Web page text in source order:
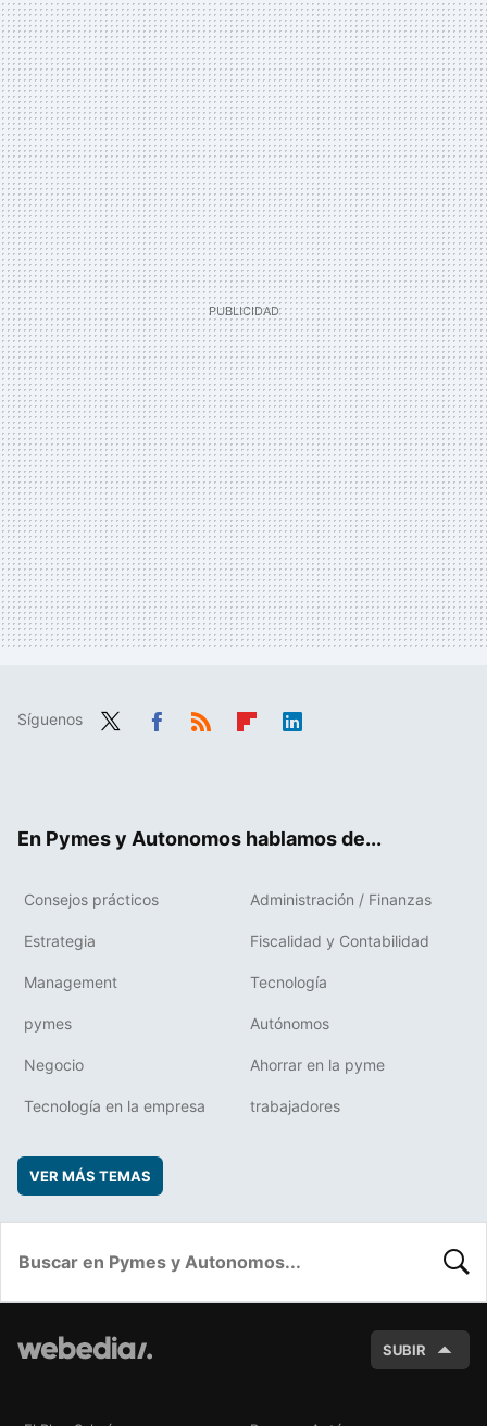
Síguenos
En Pymes y Autonomos hablamos de...
Consejos prácticos Administración / Finanzas
Estrategia Fiscalidad y Contabilidad
Management Tecnología
pymes Autónomos
Negocio Ahorrar en la pyme
Tecnología en la empresa trabajadores
VER MÁS TEMAS
SUBIR